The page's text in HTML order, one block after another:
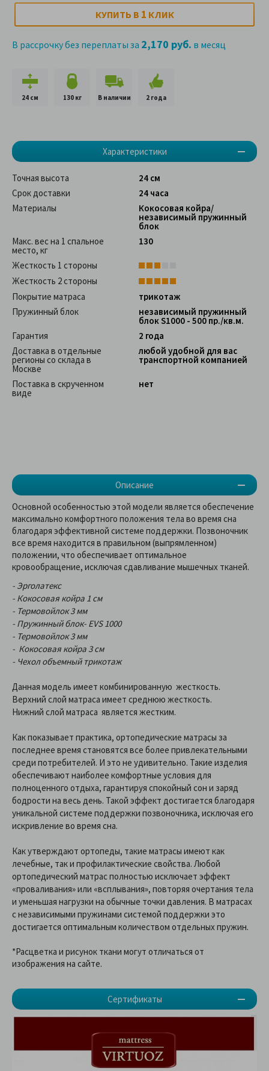
КУПИТЬ В 1 КЛИК
В рассрочку без переплаты за 2,170 руб. в месяц
24 см 130 кг В наличии 2 года
Характеристики
Описание
Сертификаты
Точная высота
24 см
Срок доставки
24 часа
Материалы
Кокосовая койра/
независимый пружинный
блок
Макс. вес на 1 спальное
место, кг
130
Жесткость 1 стороны
Жесткость 2 стороны
Покрытие матраса
трикотаж
Пружинный блок
независимый пружинный
блок S1000 - 500 пр./кв.м.
Гарантия
2 года
Доставка в отдельные
регионы со склада в
Москве
любой удобной для вас
транспортной компанией
Поставка в скрученном
виде
нет
Основной особенностью этой модели является обеспечение
максимально комфортного положения тела во время сна
благодаря эффективной системе поддержки. Позвоночник
все время находится в правильном (выпрямленном)
положении, что обеспечивает оптимальное
кровообращение, исключая сдавливание мышечных тканей.
- Эрголатекс
- Кокосовая койра 1 см
- Термовойлок 3 мм
- Пружинный блок- EVS 1000
- Термовойлок 3 мм
- Кокосовая койра 3 см
- Чехол объемный трикотаж
Данная модель имеет комбинированную жесткость.
Верхний слой матраса имеет среднюю жесткость.
Нижний слой матраса является жестким.
Как показывает практика, ортопедические матрасы за
последнее время становятся все более привлекательными
среди потребителей. И это не удивительно. Такие изделия
обеспечивают наиболее комфортные условия для
полноценного отдыха, гарантируя спокойный сон и заряд
бодрости на весь день. Такой эффект достигается благодаря
уникальной системе поддержки позвоночника, исключая его
искривление во время сна.
Как утверждают ортопеды, такие матрасы имеют как
лечебные, так и профилактические свойства. Любой
ортопедический матрас полностью исключает эффект
«проваливания» или «всплывания», повторяя очертания тела
и уменьшая нагрузки на обычные точки давления. В матрасах
с независимыми пружинами системой поддержки это
достигается оптимальным количеством отдельных пружин.
*Расцветка и рисунок ткани могут отличаться от
изображения на сайте.